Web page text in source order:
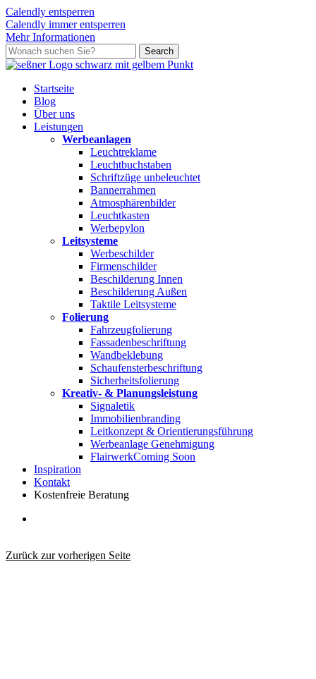
Calendly entsperren
Calendly immer entsperren
Mehr Informationen
Skip
to
content
Search
Close
search
Menu
Startseite
Blog
Über uns
Leistungen
Werbeanlagen
Leuchtreklame
Leuchtbuchstaben
Schriftzüge unbeleuchtet
Bannerrahmen
Atmosphärenbilder
Leuchtkasten
Werbepylon
Leitsysteme
Werbeschilder
Firmenschilder
Beschilderung Innen
Beschilderung Außen
Taktile Leitsysteme
Folierung
Fahrzeugfolierung
Fassadenbeschriftung
Wandbeklebung
Schaufensterbeschriftung
Sicherheitsfolierung
Kreativ- & Planungsleistung
Signaletik
Immobilienbranding
Leitkonzept & Orientierungsführung
Werbeanlage Genehmigung
FlairwerkComing Soon
Inspiration
Kontakt
Kostenfreie Beratung
Zurück zur vorherigen Seite